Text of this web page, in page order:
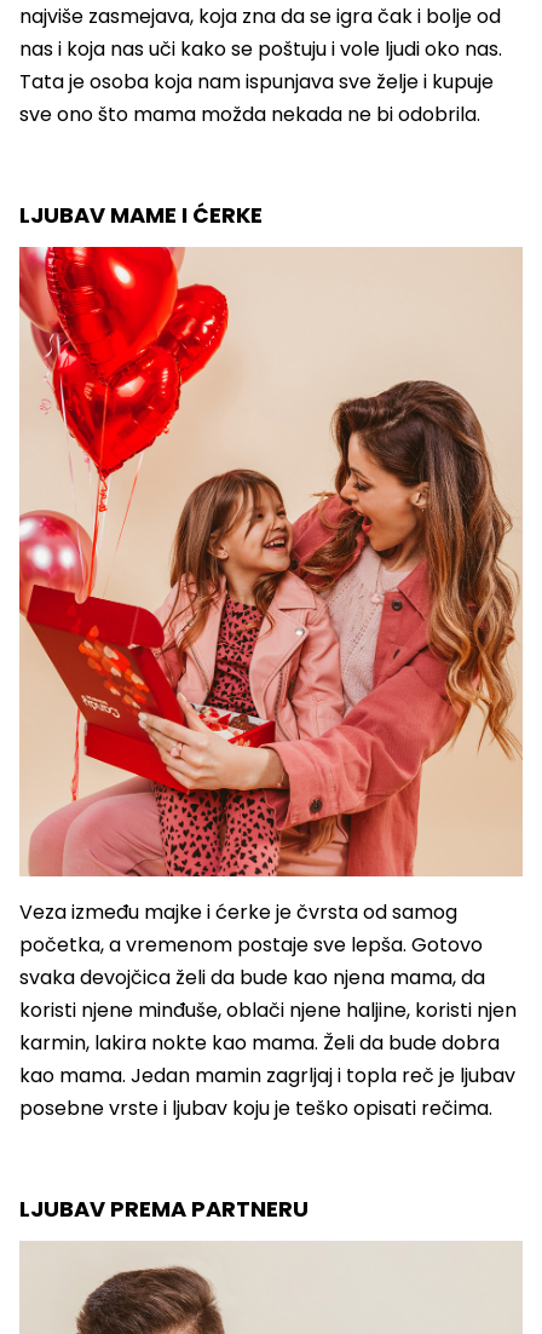
najviše zasmejava, koja zna da se igra čak i bolje od
nas i koja nas uči kako se poštuju i vole ljudi oko nas.
Tata je osoba koja nam ispunjava sve želje i kupuje
sve ono što mama možda nekada ne bi odobrila.
LJUBAV MAME I ĆERKE
Veza između majke i ćerke je čvrsta od samog
početka, a vremenom postaje sve lepša. Gotovo
svaka devojčica želi da bude kao njena mama, da
koristi njene minđuše, oblači njene haljine, koristi njen
karmin, lakira nokte kao mama. Želi da bude dobra
kao mama. Jedan mamin zagrljaj i topla reč je ljubav
posebne vrste i ljubav koju je teško opisati rečima.
LJUBAV PREMA PARTNERU